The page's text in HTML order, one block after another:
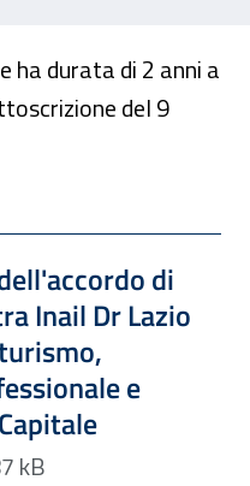
ha durata di 2 anni a
del 9
di
Inail Dr Lazio
e
900.87 kB
kB